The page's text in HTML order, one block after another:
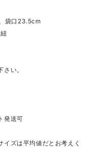
袋口23.5cm
い。
発送可
イズは平均値だとお考えく